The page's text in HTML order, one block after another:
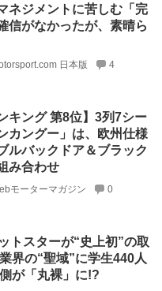
ネジメントに苦しむ「完
信がなかったが、素晴ら
日本版 4
キング 第8位】3列7シー
カングー」は、欧州仕様
ルバックドア＆ブラック
み合わせ
モーターマガジン 0
トスターが“史上初”の取
界の“聖域”に学生440人
が「丸裸」に!?